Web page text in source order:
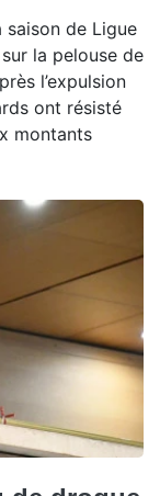
saison de Ligue
la pelouse de
l’expulsion
ont résisté
montants